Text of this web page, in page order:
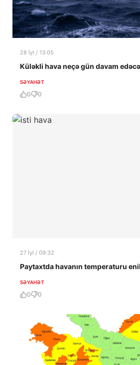
28 İyl / 13:05
Küləkli hava neçə gün davam
SƏYAHƏT
0 0
27 İyl / 09:32
Paytaxtda havanın temperaturu
SƏYAHƏT
0 0